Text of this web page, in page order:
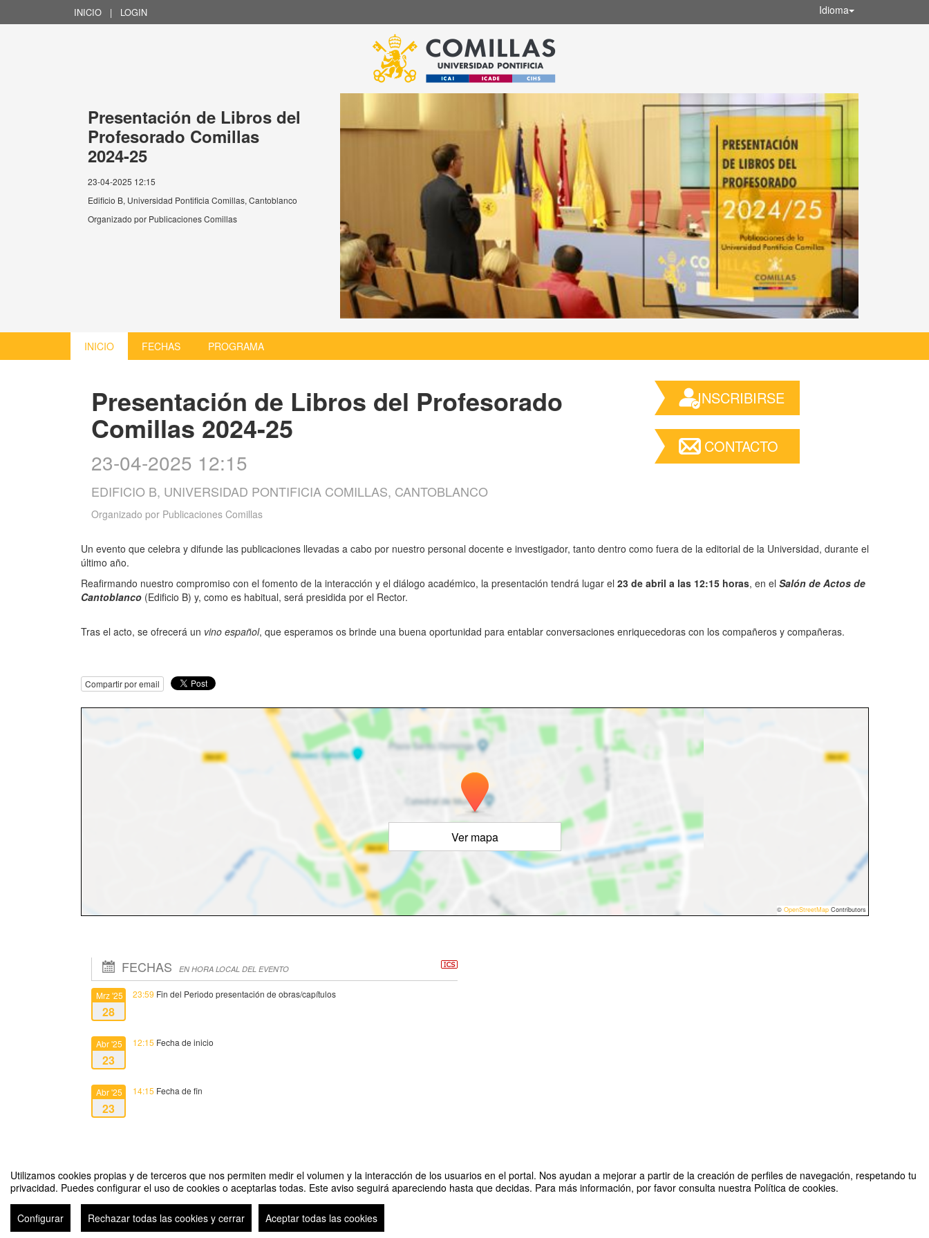
Utilizamos cookies propias y de terceros que nos permiten medir el volumen y la interacción de los usuarios en el portal. Nos ayudan a mejorar a partir de la creación de perfiles de navegación, respetando tu
privacidad. Puedes configurar el uso de cookies o aceptarlas todas. Este aviso seguirá apareciendo hasta que decidas. Para más información, por favor consulta nuestra Política de cookies.
Configurar Rechazar todas las cookies y cerrar Aceptar todas las cookies
INICIO | LOGIN Idioma
Presentación de Libros del
Profesorado Comillas
2024-25
23-04-2025 12:15
Edificio B, Universidad Pontificia Comillas, Cantoblanco
Organizado por Publicaciones Comillas
INICIO FECHAS PROGRAMA
Presentación de Libros del Profesorado
Comillas 2024-25
23-04-2025 12:15
EDIFICIO B, UNIVERSIDAD PONTIFICIA COMILLAS, CANTOBLANCO
Organizado por Publicaciones Comillas
INSCRIBIRSE
CONTACTO
Un evento que celebra y difunde las publicaciones llevadas a cabo por nuestro personal docente e investigador, tanto dentro como fuera de la editorial de la Universidad, durante el
último año.
Reafirmando nuestro compromiso con el fomento de la interacción y el diálogo académico, la presentación tendrá lugar el 23 de abril a las 12:15 horas, en el Salón de Actos de
Cantoblanco (Edificio B) y, como es habitual, será presidida por el Rector.
Tras el acto, se ofrecerá un vino español, que esperamos os brinde una buena oportunidad para entablar conversaciones enriquecedoras con los compañeros y compañeras.
Compartir por email
Ver mapa
© OpenStreetMap Contributors
FECHAS EN HORA LOCAL DEL EVENTO
Mrz '25
28
23:59 Fin del Periodo presentación de obras/capítulos
Abr '25
23
12:15 Fecha de inicio
Abr '25
23
14:15 Fecha de fin
Presentación de Libros del Profesorado Comillas 2024-25 Organizado por Publicaciones Comillas
Plataforma de organización de eventos Symposium